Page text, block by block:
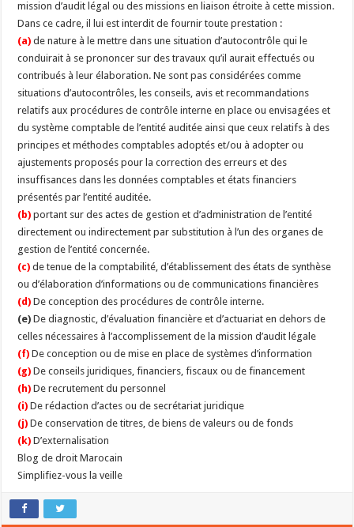
mission d’audit légal ou des missions en liaison étroite à cette mission.
Dans ce cadre, il lui est interdit de fournir toute prestation :
(a) de nature à le mettre dans une situation d’autocontrôle qui le
conduirait à se prononcer sur des travaux qu’il aurait effectués ou
contribués à leur élaboration. Ne sont pas considérées comme
situations d’autocontrôles, les conseils, avis et recommandations
relatifs aux procédures de contrôle interne en place ou envisagées et
du système comptable de l’entité auditée ainsi que ceux relatifs à des
principes et méthodes comptables adoptés et/ou à adopter ou
ajustements proposés pour la correction des erreurs et des
insuffisances dans les données comptables et états financiers
présentés par l’entité auditée.
(b) portant sur des actes de gestion et d’administration de l’entité
directement ou indirectement par substitution à l’un des organes de
gestion de l’entité concernée.
(c) de tenue de la comptabilité, d’établissement des états de synthèse
ou d’élaboration d’informations ou de communications financières
(d) De conception des procédures de contrôle interne.
(e) De diagnostic, d’évaluation financière et d’actuariat en dehors de
celles nécessaires à l’accomplissement de la mission d’audit légale
(f) De conception ou de mise en place de systèmes d’information
(g) De conseils juridiques, financiers, fiscaux ou de financement
(h) De recrutement du personnel
(i) De rédaction d’actes ou de secrétariat juridique
(j) De conservation de titres, de biens de valeurs ou de fonds
(k) D’externalisation
Blog de droit Marocain
Simplifiez-vous la veille